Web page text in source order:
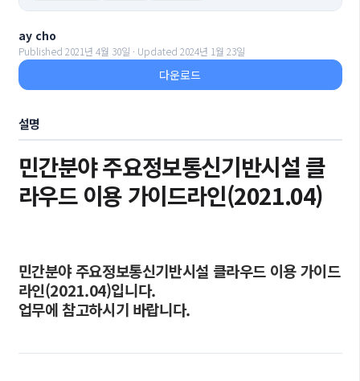
ay cho
Published 2021년 4월 30일 · Updated 2024년 1월 23일
다운로드
설명
민간분야 주요정보통신기반시설 클
라우드 이용 가이드라인(2021.04)
민간분야 주요정보통신기반시설 클라우드 이용 가이드
라인(2021.04)입니다.
업무에 참고하시기 바랍니다.